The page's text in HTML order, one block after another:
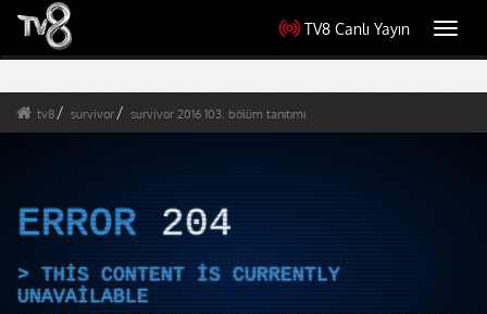
TV8 Canlı Yayın
tv8 survivor survivor 2016 103. bölüm tanıtımı
ERROR 204
THIS CONTENT IS CURRENTLY
UNAVAILABLE